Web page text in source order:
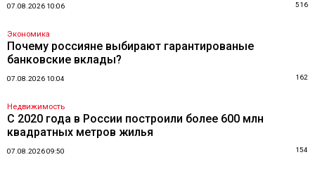
07.08.2026 10:06 516
Экономика
Почему россияне выбирают гарантированые
банковские вклады?
07.08.2026 10:04 162
Недвижимость
С 2020 года в России построили более 600 млн
квадратных метров жилья
07.08.2026 09:50 154